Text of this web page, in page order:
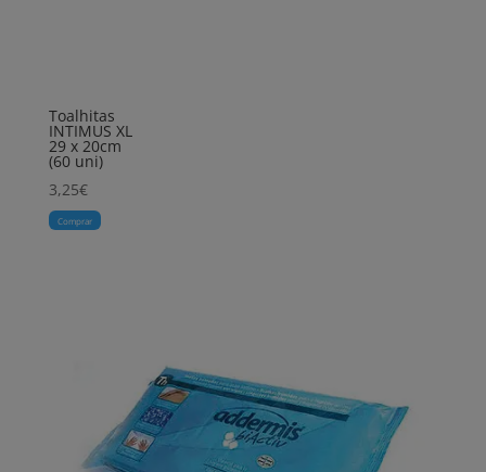
Toalhitas
INTIMUS XL
29 x 20cm
(60 uni)
3,25€
Comprar